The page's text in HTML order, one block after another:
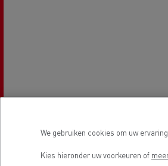
We gebruiken cookies om uw
Kies hieronder uw voorkeuren of